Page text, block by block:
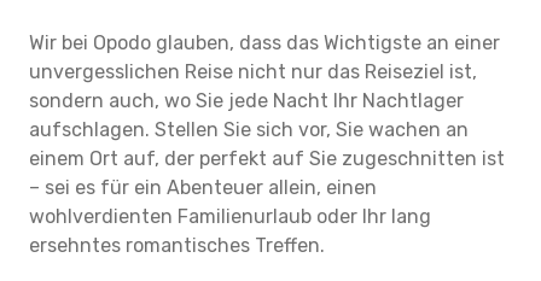
Wir bei Opodo glauben, dass das Wichtigste an einer
unvergesslichen Reise nicht nur das Reiseziel ist,
sondern auch, wo Sie jede Nacht Ihr Nachtlager
aufschlagen. Stellen Sie sich vor, Sie wachen an
einem Ort auf, der perfekt auf Sie zugeschnitten ist
– sei es für ein Abenteuer allein, einen
wohlverdienten Familienurlaub oder Ihr lang
ersehntes romantisches Treffen.